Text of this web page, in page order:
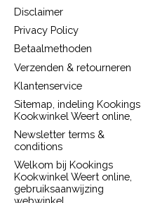
Disclaimer
Privacy Policy
Betaalmethoden
Verzenden & retourneren
Klantenservice
Sitemap, indeling Kookings
Kookwinkel Weert online,
Newsletter terms &
conditions
Welkom bij Kookings
Kookwinkel Weert online,
gebruiksaanwijzing